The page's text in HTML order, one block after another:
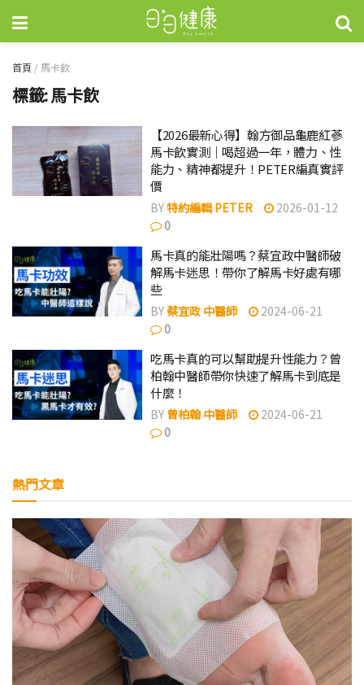
首頁 / 馬卡飲
標籤:馬卡飲
【2026最新心得】翰方御品龜鹿紅蔘
馬卡飲實測｜喝超過一年，體力、性
能力、精神都提升！PETER編真實評
價
BY特約編輯 PETER
2026-01-12
0
馬卡真的能壯陽嗎？蔡宜政中醫師破
解馬卡迷思！帶你了解馬卡好處有哪
些
BY蔡宜政 中醫師
2024-06-21
0
吃馬卡真的可以幫助提升性能力？曾
柏翰中醫師帶你快速了解馬卡到底是
什麼！
BY 曾柏翰 中醫師
2024-06-21
0
熱門文章